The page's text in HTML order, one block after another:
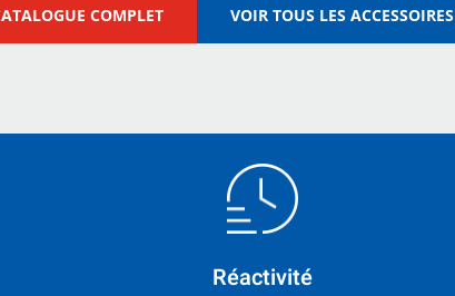
COMPLET VOIR TOUS LES ACCESSOIRES
Réactivité